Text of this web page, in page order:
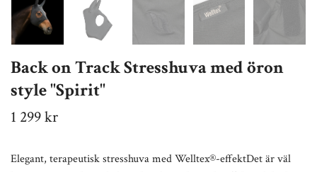
Back on Track Stresshuva med öron
style "Spirit"
1 299 kr
Elegant, terapeutisk stresshuva med Welltex®-effektDet är väl